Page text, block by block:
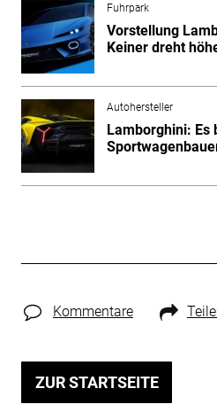
Fuhrpark
Vorstellung
Keiner dreht
Autohersteller
Lamborghini: Es
Kommentare
ZUR STARTSEITE